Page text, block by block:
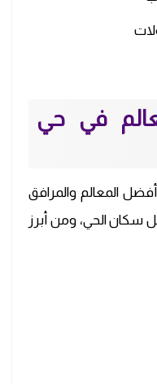
في حي
المعالم والمرافق
سكان الحي، ومن أبرز